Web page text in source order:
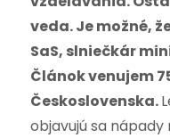
veda. Je možné,
SaS, slniečkár
Článok venujem
Československa.
objavujú sa